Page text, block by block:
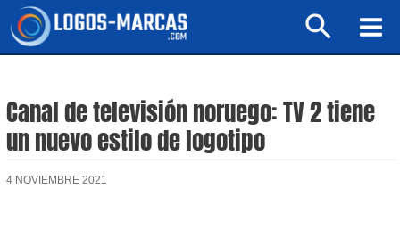
Buscar
Canal de televisión noruego: TV 2 tiene
un nuevo estilo de logotipo
4 NOVIEMBRE 2021